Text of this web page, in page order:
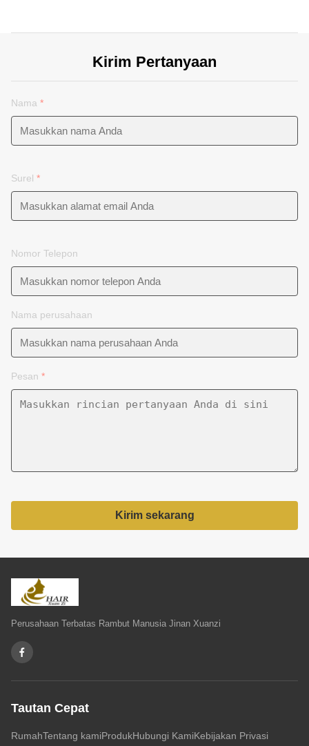
Kirim Pertanyaan
Nama *
Surel *
Nomor Telepon
Nama perusahaan
Pesan *
Kirim sekarang
Perusahaan Terbatas Rambut Manusia Jinan Xuanzi
Tautan Cepat
RumahTentang kamiProdukHubungi KamiKebijakan Privasi